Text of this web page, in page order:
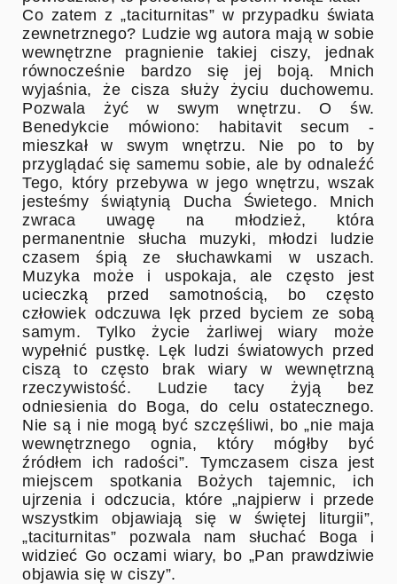
Co zatem z „taciturnitas” w przypadku świata
zewnetrznego? Ludzie wg autora mają w sobie
wewnętrzne pragnienie takiej ciszy, jednak
równocześnie bardzo się jej boją. Mnich
wyjaśnia, że cisza służy życiu duchowemu.
Pozwala żyć w swym wnętrzu. O św.
Benedykcie mówiono: habitavit secum -
mieszkał w swym wnętrzu. Nie po to by
przyglądać się samemu sobie, ale by odnaleźć
Tego, który przebywa w jego wnętrzu, wszak
jesteśmy świątynią Ducha Świetego. Mnich
zwraca uwagę na młodzież, która
permanentnie słucha muzyki, młodzi ludzie
czasem śpią ze słuchawkami w uszach.
Muzyka może i uspokaja, ale często jest
ucieczką przed samotnością, bo często
człowiek odczuwa lęk przed byciem ze sobą
samym. Tylko życie żarliwej wiary może
wypełnić pustkę. Lęk ludzi światowych przed
ciszą to często brak wiary w wewnętrzną
rzeczywistość. Ludzie tacy żyją bez
odniesienia do Boga, do celu ostatecznego.
Nie są i nie mogą być szczęśliwi, bo „nie maja
wewnętrznego ognia, który mógłby być
źródłem ich radości”. Tymczasem cisza jest
miejscem spotkania Bożych tajemnic, ich
ujrzenia i odczucia, które „najpierw i przede
wszystkim objawiają się w świętej liturgii”,
„taciturnitas” pozwala nam słuchać Boga i
widzieć Go oczami wiary, bo „Pan prawdziwie
objawia się w ciszy”.